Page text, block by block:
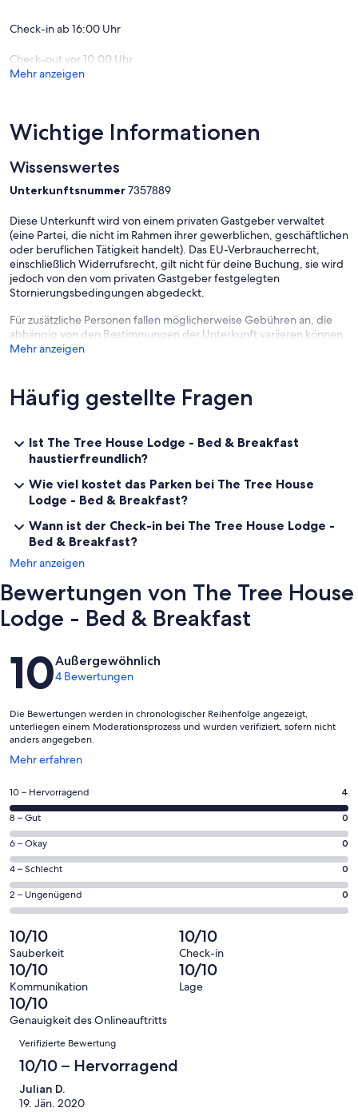
einem Waschtisch aus Holz. Das Badezimmer hat eine Dusche und
eine Badewanne.
Entspannen Sie in der Lounge mit ihren zwei massiven Bäumen, die
die Holzdecke 9 Meter über sich halten.
einem Wein, frühstücken Sie mit Blick auf die Berge im Freien oder
machen Sie einen entspannten Spaziergang auf den Wanderwegen
Hügeln.
Fühlen Sie sich frei, im umfassenden Fitnessstudio im Erdgeschoss
Hanteln und Maschinen. Die Nutzung des Fitnessraums ist für alle
Gäste kostenlos.
Check-in ab 16:00 Uhr
Check-out vor 10:00 Uhr
Mehr anzeigen
Wichtige Informationen
Wissenswertes
Unterkunftsnummer7357889
Diese Unterkunft wird von einem privaten Gastgeber verwaltet
(eine Partei, die nicht im Rahmen ihrer gewerblichen, geschäftlichen
oder beruflichen Tätigkeit handelt). Das EU-Verbraucherrecht,
einschließlich Widerrufsrecht, gilt nicht für deine Buchung, sie wird
jedoch von den vom privaten Gastgeber festgelegten
Stornierungsbedingungen abgedeckt.
Für zusätzliche Personen fallen möglicherweise Gebühren an, die
abhängig von den Bestimmungen der Unterkunft variieren können.
Mehr anzeigen
Häufig gestellte Fragen
Ist The Tree House Lodge - Bed & Breakfast
haustierfreundlich?
Wie viel kostet das Parken bei The Tree House
Lodge - Bed & Breakfast?
Wann ist der Check-in bei The Tree House Lodge -
Bed & Breakfast?
Mehr anzeigen
Bewertungen von The Tree House
Lodge - Bed & Breakfast
Bewertungen
10Außergewöhnlich
4 Bewertungen
Die Bewertungen werden in chronologischer Reihenfolge angezeigt,
unterliegen einem Moderationsprozess und wurden verifiziert, sofern nicht
anders angegeben.
Mehr erfahren
Wird
einem
neuen
Fenster
geöffnet
4
von
insgesamt
4
Gästebewertungen
haben
eine
Bewertung
von
10
-
Hervorragend
10 – Hervorragend 4
0
von
insgesamt
4
Gästebewertungen
haben
Bewertung
von
8
-
Gut
8 – Gut 0
0
von
insgesamt
4
Gästebewertungen
haben
eine
Bewertung
von
6
-
Okay
6 – Okay 0
0
von
insgesamt
Gästebewertungen
haben
eine
Bewertung
von
4
Schlecht
4 – Schlecht 0
0
von
insgesamt
4
Gästebewertungen
haben
eine
Bewertung
Ungenügend
2 – Ungenügend 0
10/10
Sauberkeit
10/10
Check-in
10/10
Kommunikation
10/10
Lage
10/10
Genauigkeit des Onlineauftritts
Bewertungen
Verifizierte Bewertung
10/10 – Hervorragend
Julian D.
19. Jän. 2020